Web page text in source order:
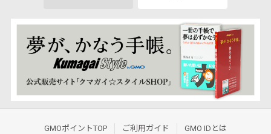
GMOポイントTOP ご利用ガイド
GMO IDとは